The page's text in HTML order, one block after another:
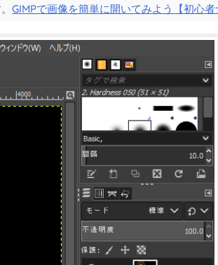
GIMPで画像を簡単に開いてみよう【初心者